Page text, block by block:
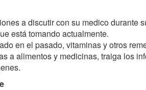
a discutir con su medico durante
está tomando actualmente.
en el pasado, vitaminas y otros
a alimentos y medicinas, traiga los